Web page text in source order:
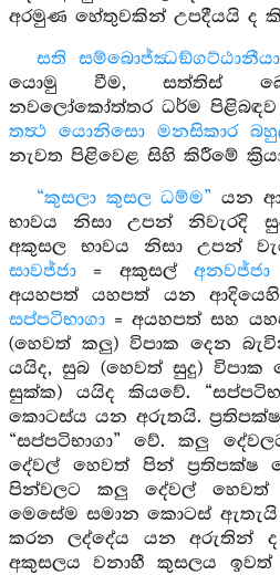
අරමුණ හේතුවකින් උපදීයයි ද
සති
යොමු වීම, සත්තිස්
නවලෝකෝත්තර ධර්ම
තත්‍ථ යොනිසො මනසිකාර
නැවත පිළිවෙළ සිහි කිරීමේ
“කුසලා කුසල ධම්ම” යන
භාවය නිසා උපන් නිවැරදි
අකුසල භාවය නිසා උපන්
සාවජ්ජා = අකුසල් අනවජ්ජා
අයහපත් යහපත් යන
සප්පටිභාගා = අයහපත් සහ
(හෙවත් කලු) විපාක දෙන
යයිද, සුබ (හෙවත් සුදු) විපාක
සුක්ක) යයිද කියවේ.
කොටස්ය යන අරුතයි.
“සප්පටිභාගා” වේ. කලු
දේවල් හෙවත් පින් ප්‍රතිපක්ෂ
පින්වලට කලු දේවල් හෙවත්
මෙසේම සමාන කොටස්
කරන ලද්දේය යන අරුතින් ද
අකුසලය වනාහී කුසලය ඉවත්